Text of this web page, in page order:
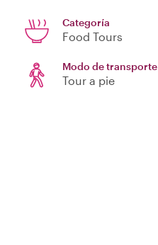
Categoría
Food Tours
Modo de transporte
Tour a pie